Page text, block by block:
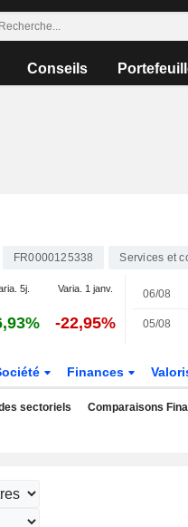
Conseils
FR0000125338 Services et
5j. Varia. 1 janv.
-22,95%
06/08
05/08
Finances
sectoriels Comparaisons